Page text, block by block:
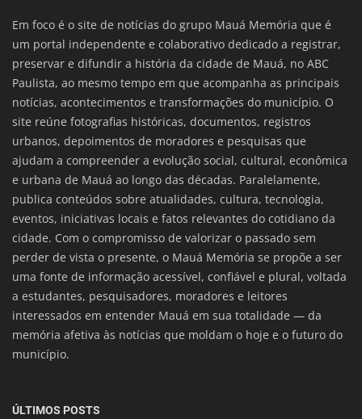
Em foco é o site de notícias do grupo Mauá Memória que é
um portal independente e colaborativo dedicado a registrar,
preservar e difundir a história da cidade de Mauá, no ABC
Paulista, ao mesmo tempo em que acompanha as principais
notícias, acontecimentos e transformações do município. O
site reúne fotografias históricas, documentos, registros
urbanos, depoimentos de moradores e pesquisas que
ajudam a compreender a evolução social, cultural, econômica
e urbana de Mauá ao longo das décadas. Paralelamente,
publica conteúdos sobre atualidades, cultura, tecnologia,
eventos, iniciativas locais e fatos relevantes do cotidiano da
cidade. Com o compromisso de valorizar o passado sem
perder de vista o presente, o Mauá Memória se propõe a ser
uma fonte de informação acessível, confiável e plural, voltada
a estudantes, pesquisadores, moradores e leitores
interessados em entender Mauá em sua totalidade — da
memória afetiva às notícias que moldam o hoje e o futuro do
município.
ÚLTIMOS POSTS